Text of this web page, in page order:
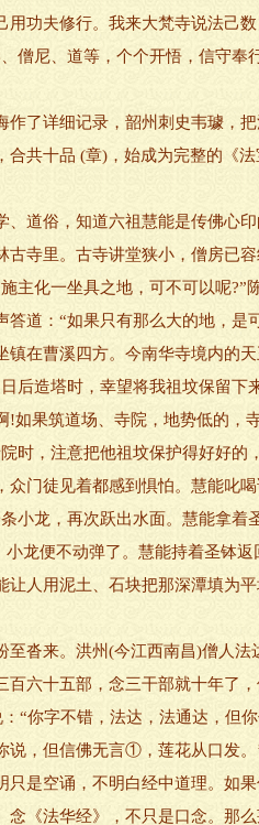
功夫修行。我来大梵寺说法己
僧尼、道等，个个开悟，信守奉行
详细记录，韶州刺史韦璩，
共十品 (章)，始成为完整的《法
俗，知道六祖慧能是传佛心印
寺里。古寺讲堂狭小，僧房已
主化一坐具之地，可不可以呢?”
道：“如果只有那么大的地，是
在曹溪四方。今南华寺境内的
后造塔时，幸望将我祖坟保留下
如果筑道场、寺院，地势低的，
时，注意把他祖坟保护得好好的
门徒见着都感到惧怕。慧能叱
小龙，再次跃出水面。慧能拿着
龙便不动弹了。慧能持着圣钵
人用泥土、石块把那深潭填为平
来。洪州(今江西南昌)僧人法
六十五部，念三干部就十年了
“你字不错，法达，法通达，但
，但信佛无言①，莲花从口发
是空诵，不明白经中道理。如
《法华经》，不只是口念。那